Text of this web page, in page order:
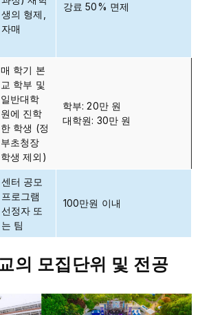
생의 형제,
자매
강료 50% 면제
매 학기 본
교 학부 및
일반대학
원에 진학
한 학생 (정
부초청장
학생 제외)
학부: 20만 원
대학원: 30만 원
센터 공모
프로그램
선정자 또
는 팀
100만원 이내
의 모집단위 및 전공